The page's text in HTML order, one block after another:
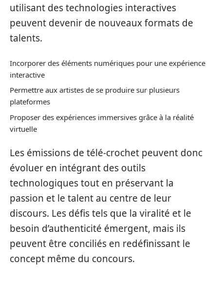
utilisant des technologies interactives
peuvent devenir de nouveaux formats de
talents.
Incorporer des éléments numériques pour une expérience
interactive
Permettre aux artistes de se produire sur plusieurs
plateformes
Proposer des expériences immersives grâce à la réalité
virtuelle
Les émissions de télé-crochet peuvent donc
évoluer en intégrant des outils
technologiques tout en préservant la
passion et le talent au centre de leur
discours. Les défis tels que la viralité et le
besoin d’authenticité émergent, mais ils
peuvent être conciliés en redéfinissant le
concept même du concours.